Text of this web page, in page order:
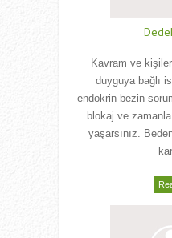
Kavram ve
duyguya bağlı
endokrin bezin
blokaj ve
yaşarsınız.